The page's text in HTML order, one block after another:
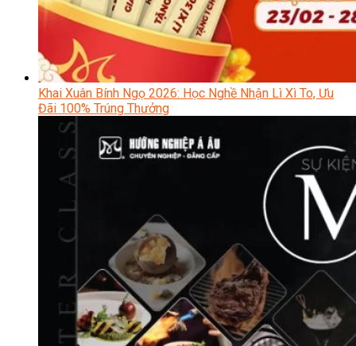
Khai Xuân Bính Ngọ 2026: Học Nghề Nhận Lì Xì To, Ưu
Đãi 100% Trúng Thưởng